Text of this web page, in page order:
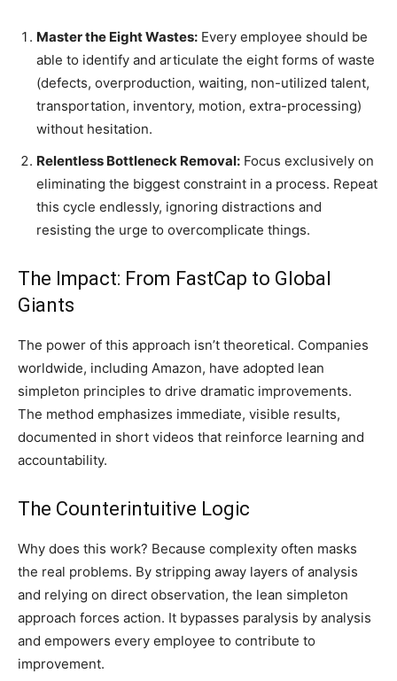
Master the Eight Wastes: Every employee should be
able to identify and articulate the eight forms of waste
(defects, overproduction, waiting, non-utilized talent,
transportation, inventory, motion, extra-processing)
without hesitation.
Relentless Bottleneck Removal: Focus exclusively on
eliminating the biggest constraint in a process. Repeat
this cycle endlessly, ignoring distractions and
resisting the urge to overcomplicate things.
The Impact: From FastCap to Global
Giants
The power of this approach isn’t theoretical. Companies
worldwide, including Amazon, have adopted lean
simpleton principles to drive dramatic improvements.
The method emphasizes immediate, visible results,
documented in short videos that reinforce learning and
accountability.
The Counterintuitive Logic
Why does this work? Because complexity often masks
the real problems. By stripping away layers of analysis
and relying on direct observation, the lean simpleton
approach forces action. It bypasses paralysis by analysis
and empowers every employee to contribute to
improvement.